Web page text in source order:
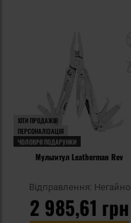
ХІТИ ПРОДАЖІВ
ПЕРСОНАЛІЗАЦІЯ
ЧОЛОВІЧІ ПОДАРУНКИ
Мультитул Leatherman Rev
Відправлення: Негайно
2 985,61 грн